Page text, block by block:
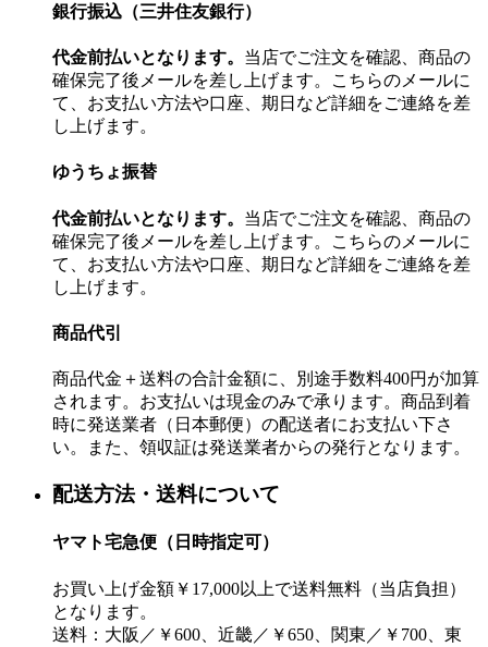
銀行振込（三井住友銀行）
代金前払いとなります。 当店でご注文を確認、商品の
確保完了後メールを差し上げます。こちらのメールに
て、お支払い方法や口座、期日など詳細をご連絡を差
し上げます。
ゆうちょ振替
代金前払いとなります。 当店でご注文を確認、商品の
確保完了後メールを差し上げます。こちらのメールに
て、お支払い方法や口座、期日など詳細をご連絡を差
し上げます。
商品代引
商品代金＋送料の合計金額に、別途手数料400円が加算
されます。お支払いは現金のみで承ります。商品到着
時に発送業者（日本郵便）の配送者にお支払い下さ
い。また、領収証は発送業者からの発行となります。
配送方法・送料について
ヤマト宅急便（日時指定可）
お買い上げ金額￥17,000以上で送料無料（当店負担）
となります。
送料：大阪／￥600、近畿／￥650、関東／￥700、東